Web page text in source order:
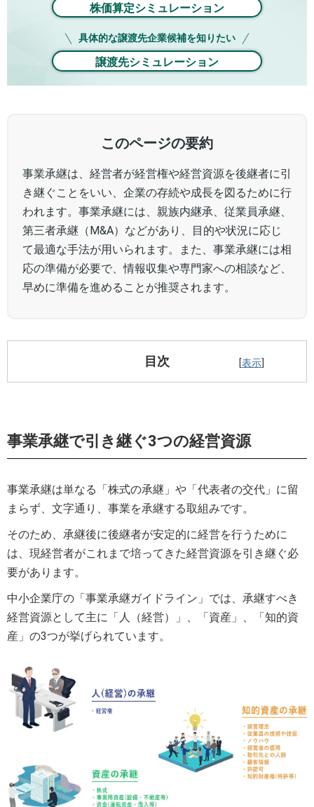
株価算定シミュレーション
具体的な譲渡先企業候補を知りたい
譲渡先シミュレーション
このページの要約
事業承継は、経営者が経営権や経営資源を後継者に引
き継ぐことをいい、企業の存続や成長を図るために行
われます。事業承継には、親族内継承、従業員承継、
第三者承継（M&A）などがあり、目的や状況に応じ
て最適な手法が用いられます。また、事業承継には相
応の準備が必要で、情報収集や専門家への相談など、
早めに準備を進めることが推奨されます。
⽬次 [表示
事業承継で引き継ぐ3つの経営資源
事業承継は単なる「株式の承継」や「代表者の交代」に留
まらず、文字通り、事業を承継する取組みです。
そのため、承継後に後継者が安定的に経営を行うために
は、現経営者がこれまで培ってきた経営資源を引き継ぐ必
要があります。
中小企業庁の「事業承継ガイドライン」では、承継すべき
経営資源として主に「人（経営）」、「資産」、「知的資
産」の3つが挙げられています。